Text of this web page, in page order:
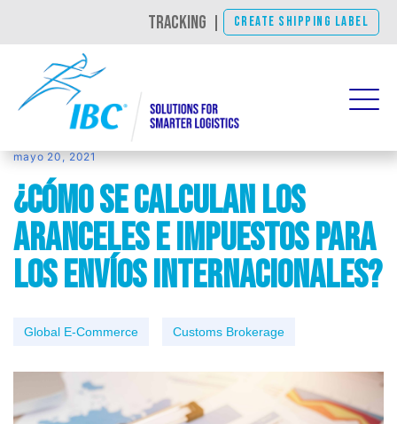
TRACKING CREATE SHIPPING LABEL
mayo 20, 2021
¿Cómo se calculan los
aranceles e impuestos para
los envíos internacionales?
Global E-Commerce Customs Brokerage